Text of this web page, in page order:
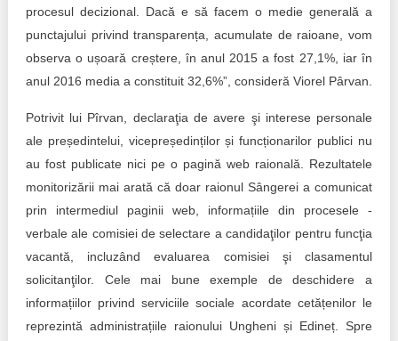
procesul decizional. Dacă e să facem o medie generală a
punctajului privind transparența, acumulate de raioane, vom
observa o ușoară creștere, în anul 2015 a fost 27,1%, iar în
anul 2016 media a constituit 32,6%”, consideră Viorel Pârvan.
Potrivit lui Pîrvan, declaraţia de avere şi interese personale
ale președintelui, vicepreședinților și funcționarilor publici nu
au fost publicate nici pe o pagină web raională. Rezultatele
monitorizării mai arată că doar raionul Sângerei a comunicat
prin intermediul paginii web, informațiile din procesele -
verbale ale comisiei de selectare a candidaţilor pentru funcţia
vacantă, incluzând evaluarea comisiei şi clasamentul
solicitanţilor. Cele mai bune exemple de deschidere a
informațiilor privind serviciile sociale acordate cetățenilor le
reprezintă administrațiile raionului Ungheni și Edineț. Spre